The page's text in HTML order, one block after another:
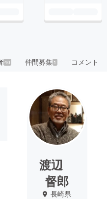
40 仲間募集 1 コメント
渡辺
督郎
長崎県